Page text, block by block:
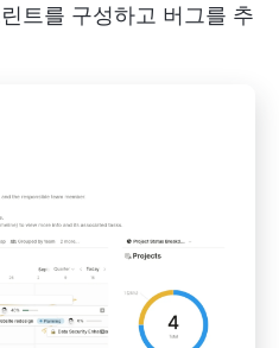
트를 구성하고 버그를 추